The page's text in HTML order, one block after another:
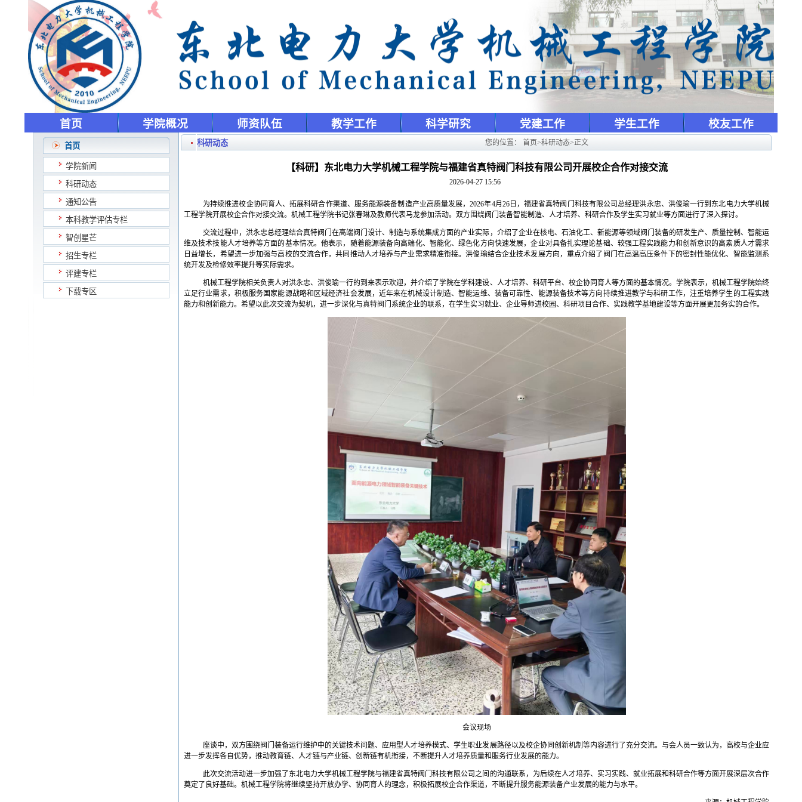
首页 学院概况 师资队伍 教学工作 科学研究 党建工作 学生工作 校友工作
首页
学院新闻
科研动态
通知公告
本科教学评估专栏
智创星芒
招生专栏
评建专栏
下载专区
科研动态 您的位置： 首页>科研动态>正文
【科研】东北电力大学机械工程学院与福建省真特阀门科技有限公司开展校企合作对接交流
2026-04-27 15:56
为持续推进校企协同育人、拓展科研合作渠道、服务能源装备制造产业高质量发展，2026年4月 26日，福建省真特阀门科技有限公司总经理洪永忠、洪俊瑜一行到东北电力大学机械
工程学院开展校企合作对接交流。机械工程学院书记张春琳及教师代表马龙参加活动。双方围绕阀门装备智能制造、人才培养、科研合作及学生实习就业等方面进行了深入探讨。
交流过程中，洪永忠总经理结合真特阀门在高端阀门设计、制造与系统集成方面的产业实际，介绍了企业在核电、石油化工、新能源等领域阀门装备的研发生产、质量控制、智能运
维及技术技能人才培养等方面的基本情况。他表示，随着能源装备向高端化、智能化、绿色化方向快速发展，企业对具备扎实理论基础、较强工程实践能力和创新意识的高素质人才需求
日益增长，希望进一步加强与高校的交流合作，共同推动人才培养与产业需求精准衔接。洪俊瑜结合企业技术发展方向，重点介绍了阀门在高温高压条件下的密封性能优化、智能监测系
统开发及检修效率提升等实际需求。
机械工程学院相关负责人对洪永忠、洪俊瑜一行的到来表示欢迎，并介绍了学院在学科建设、人才培养、科研平台、校企协同育人等方面的基本情况。学院表示，机械工程学院始终
立足行业需求，积极服务国家能源战略和区域经济社会发展，近年来在机械设计制造、智能运维、装备可靠性、能源装备技术等方向持续推进教学与科研工作，注重培养学生的工程实践
能力和创新能力。希望以此次交流为契机，进一步深化与真特阀门系统企业的联系，在学生实习就业、企业导师进校园、科研项目合作、实践教学基地建设等方面开展更加务实的合作。
会议现场
座谈中，双方围绕阀门装备运行维护中的关键技术问题、应用型人才培养模式、学生职业发展路径以及校企协同创新机制等内容进行了充分交流。与会人员一致认为，高校与企业应
进一步发挥各自优势，推动教育链、人才链与产业链、创新链有机衔接，不断提升人才培养质量和服务行业发展的能力。
此次交流活动进一步加强了东北电力大学机械工程学院与福建省真特阀门科技有限公司之间的沟通联系，为后续在人才培养、实习实践、就业拓展和科研合作等方面开展深层次合作
奠定了良好基础。机械工程学院将继续坚持开放办学、协同育人的理念，积极拓展校企合作渠道，不断提升服务能源装备产业发展的能力与水平。